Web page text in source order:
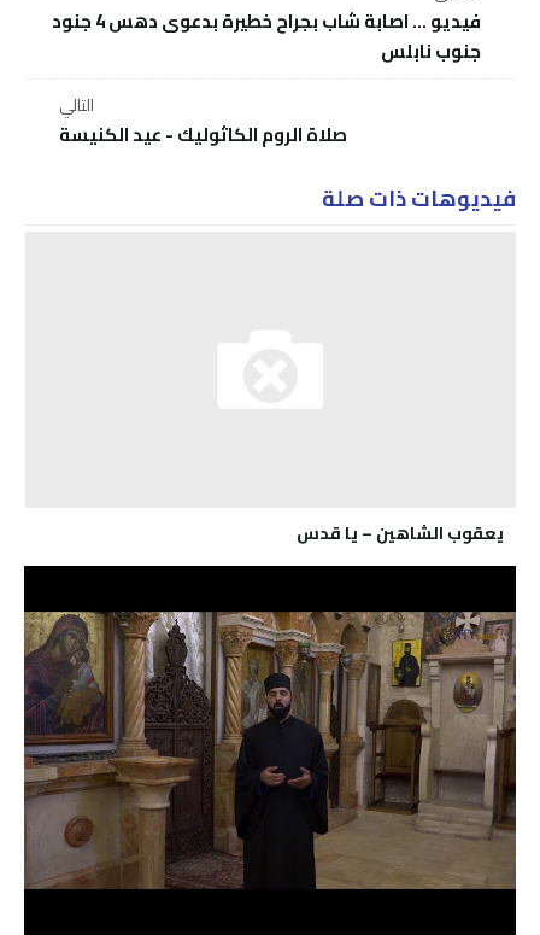
فيديو ... اصابة شاب بجراح خطيرة بدعوى دهس 4 جنود
جنوب نابلس
التالي
صلاة الروم الكاثوليك - عيد الكنيسة
فيديوهات ذات صلة
يعقوب الشاهين – يا قدس